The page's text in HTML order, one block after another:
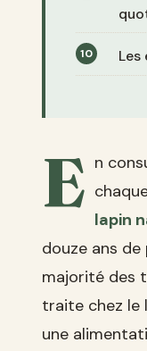
Les
E n
lapin
douze ans
majorité des
traite chez le
une